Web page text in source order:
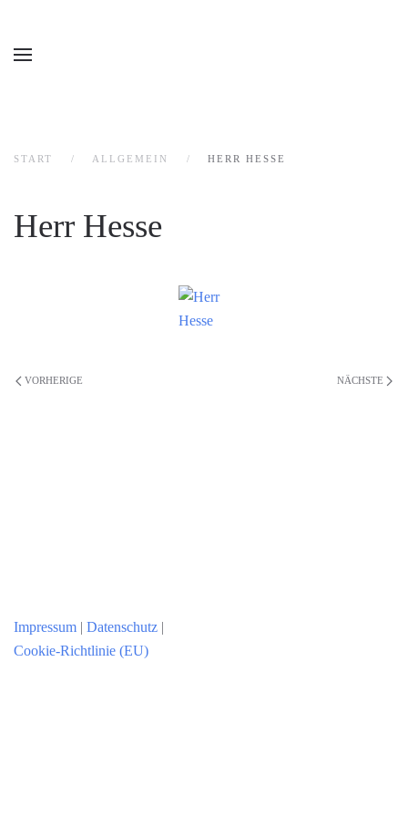
START ALLGEMEIN HERR HESSE
Herr Hesse
VORHERIGE NÄCHSTE
Impressum | Datenschutz |
Cookie-Richtlinie (EU)